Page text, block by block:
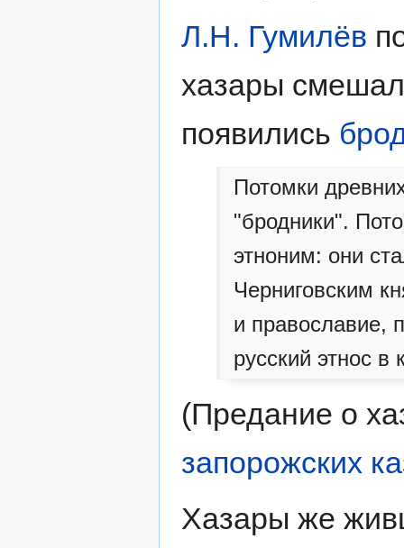
Л.Н. Гумилёв
хазары
появились
Потомки
"бродники".
этноним: они
Черниговским
и православие,
русский этнос в
(Предание о
запорожских
Хазары же